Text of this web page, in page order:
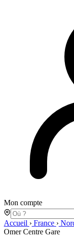
Mon compte
Accueil › France ›
Omer Centre Gare